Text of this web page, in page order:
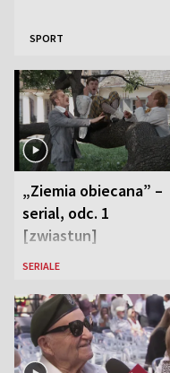
SPORT
„Ziemia obiecana” –
serial, odc. 1
[zwiastun]
SERIALE